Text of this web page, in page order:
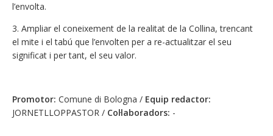
l’envolta.
3. Ampliar el coneixement de la realitat de la Collina, trencant
el mite i el tabú que l’envolten per a re-actualitzar el seu
significat i per tant, el seu valor.
Promotor: Comune di Bologna / Equip redactor:
JORNETLLOPPASTOR / Col·laboradors: -